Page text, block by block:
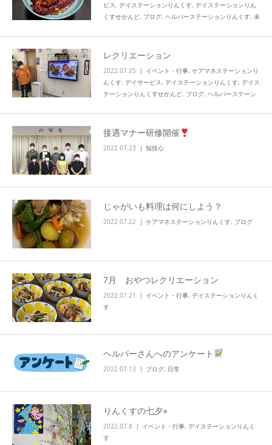
ビス, デイステーションりんくす, デイステーションりん
くすせかんど, ブログ, ヘルパーステーションりんくす, 未
レクリエーション
2022.07.25 イベント・行事, ケアマネステーションり
んくす, デイサービス, デイステーションりんくす, デイス
テーションりんくすせかんど, ブログ, ヘルパーステーシ
接遇マナー研修開催
2022.07.23 知技心
じゃがいも料理は何にしよう？
2022.07.22 ケアマネステーションりんくす, ブログ
7月 おやつレクリエーション
2022.07.21 イベント・行事, デイステーションりんく
す
ヘルパーさんへのアンケート
2022.07.13 ブログ, 日常
りんくすの七夕⭐︎
2022.07.8 イベント・行事, デイステーションりんく
す